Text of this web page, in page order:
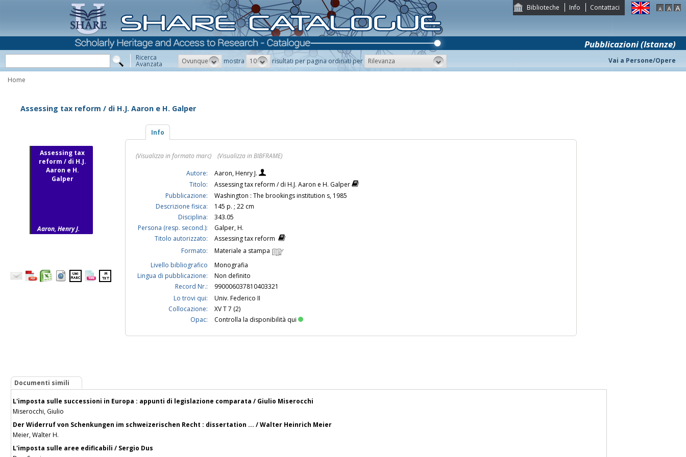
Biblioteche Info Contattaci
Pubblicazioni (Istanze)
Ricerca
Avanzata Ovunque mostra 10 risultati per pagina ordinati per Rilevanza Vai a Persone/Opere
Home
Assessing tax reform / di H.J. Aaron e H. Galper
Assessing tax
reform / di H.J.
Aaron e H.
Galper
Aaron, Henry J.
Info
(Visualizza in formato marc)
(Visualizza in BIBFRAME)
Autore:
Aaron, Henry J.
Titolo:
Assessing tax reform / di H.J. Aaron e H. Galper
Pubblicazione:
Washington : The brookings institution s, 1985
Descrizione fisica:
145 p. ; 22 cm
Disciplina:
343.05
Persona (resp. second.):
Galper, H.
Titolo autorizzato:
Assessing tax reform
Formato:
Materiale a stampa
Livello bibliografico
Monografia
Lingua di pubblicazione:
Non definito
Record Nr.:
990006037810403321
Lo trovi qui:
Univ. Federico II
Collocazione:
XV T 7 (2)
Opac:
Controlla la disponibilità qui
Documenti simili
L'imposta sulle successioni in Europa : appunti di legislazione comparata / Giulio Miserocchi
Miserocchi, Giulio
Der Widerruf von Schenkungen im schweizerischen Recht : dissertation ... / Walter Heinrich Meier
Meier, Walter H.
L'imposta sulle aree edificabili / Sergio Dus